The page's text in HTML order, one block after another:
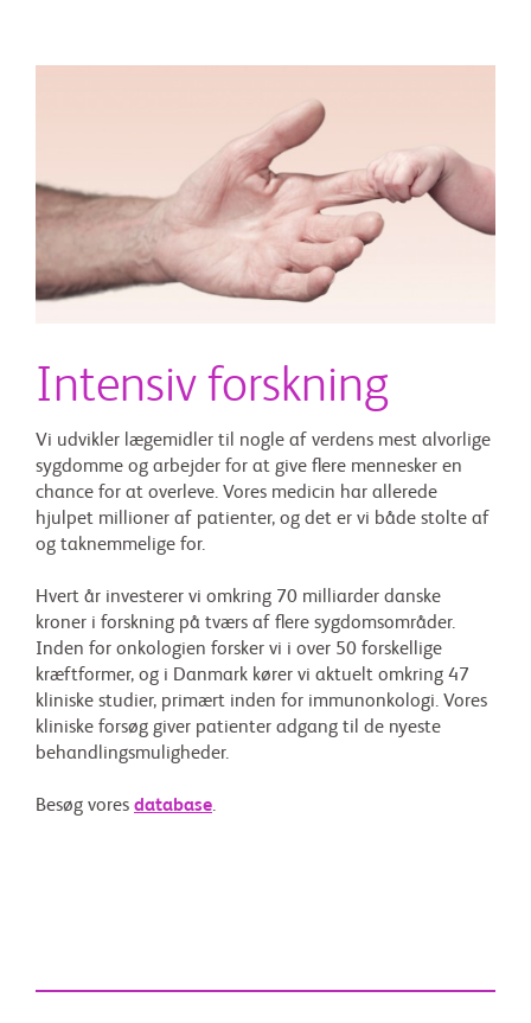
Intensiv forskning
Vi udvikler lægemidler til nogle af verdens mest alvorlige
sygdomme og arbejder for at give flere mennesker en
chance for at overleve. Vores medicin har allerede
hjulpet millioner af patienter, og det er vi både stolte af
og taknemmelige for.
Hvert år investerer vi omkring 70 milliarder danske
kroner i forskning på tværs af flere sygdomsområder.
Inden for onkologien forsker vi i over 50 forskellige
kræftformer, og i Danmark kører vi aktuelt omkring 47
kliniske studier, primært inden for immunonkologi. Vores
kliniske forsøg giver patienter adgang til de nyeste
behandlingsmuligheder.
Besøg vores database.